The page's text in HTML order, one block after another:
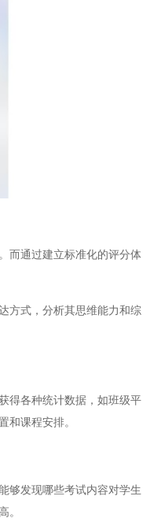
而通过建立标准化的评分体
方式，分析其思维能力和综
得各种统计数据，如班级平
和课程安排。
够发现哪些考试内容对学生
。